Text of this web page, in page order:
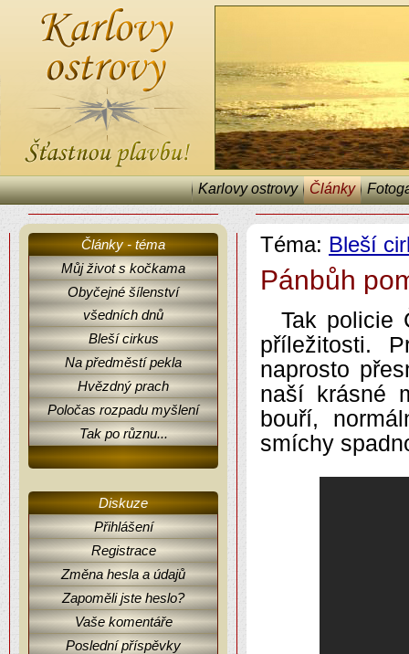
Karlovy ostrovy Články
Články - téma
Můj život s kočkama
Obyčejné šílenství
všedních dnů
Bleší cirkus
Na předměstí pekla
Hvězdný prach
Poločas rozpadu myšlení
Tak po různu...
Diskuze
Přihlášení
Registrace
Změna hesla a údajů
Zapoměli jste heslo?
Vaše komentáře
Poslední příspěvky
Téma: Bleší
Pánbůh
Tak policie
příležitosti.
naprosto
naší krásné
bouří,
smíchy